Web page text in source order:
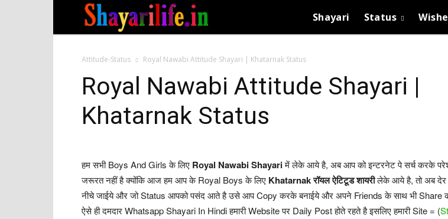
Shayari Status
Attitude-Status Royal Nawabi Attitude Shayari | Khatarnak Status
Royal Nawabi Attitude Shayari |
Khatarnak Status
हम सभी Boys And Girls के लिए Royal Nawabi Shayariमें लेके आये है, अब आप को इन्टरनेट पे सर्च करके
जरूरत नहीं है क्योंकि आज हम आप के Royal Boys के लिए Khatarnak रॉयल ऐटिटूड शायरीलेके आये है, तो अब देर
नीचे जाईये और जो Status आपको पसंद आते है उसे आप Copy करके बनाईये और अपने Friends के साथ भी Share
ऐसे ही दमदार Whatsapp Shayari In Hindi हमारी Website पर Daily Post होते रहते है इसलिए हमारी Site = (